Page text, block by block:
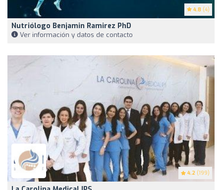
4.8 (4)
Nutriólogo Benjamin Ramirez PhD
Ver información y datos de contacto
4.2 (199)